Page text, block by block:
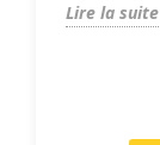
Lire la suite